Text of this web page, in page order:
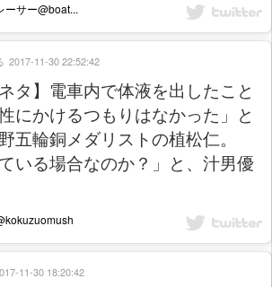
ーサー@boat...
タ】電車内で体液を出したこと
にかけるつもりはなかった」と
五輪銅メダリストの植松仁。
いる場合なのか？」と、汁男優
2017-11-30 22:52:42
11-30 18:20:42